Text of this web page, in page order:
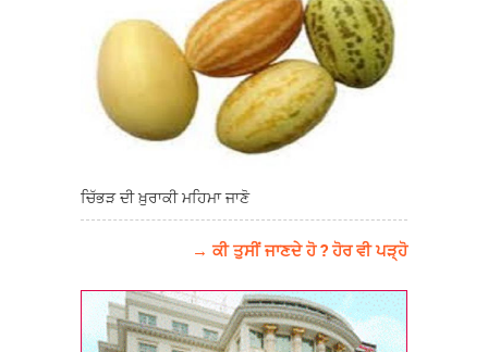
ਚਿੱਭੜ ਦੀ ਖ਼ੁਰਾਕੀ ਮਹਿਮਾ ਜਾਣੋ
→ ਕੀ ਤੁਸੀਂ ਜਾਣਦੇ ਹੋ ? ਹੋਰ ਵੀ ਪੜ੍ਹੋ